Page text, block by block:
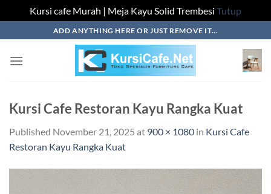
Kursi cafe Murah | Meja Kayu Solid Trembesi Tutup
to
content
ADD ANYTHING HERE OR JUST REMOVE IT...
Kursi Cafe Restoran Kayu Rangka Kuat
Published November 21, 2025 at 900 × 1080 in Kursi Cafe
Restoran Kayu Rangka Kuat